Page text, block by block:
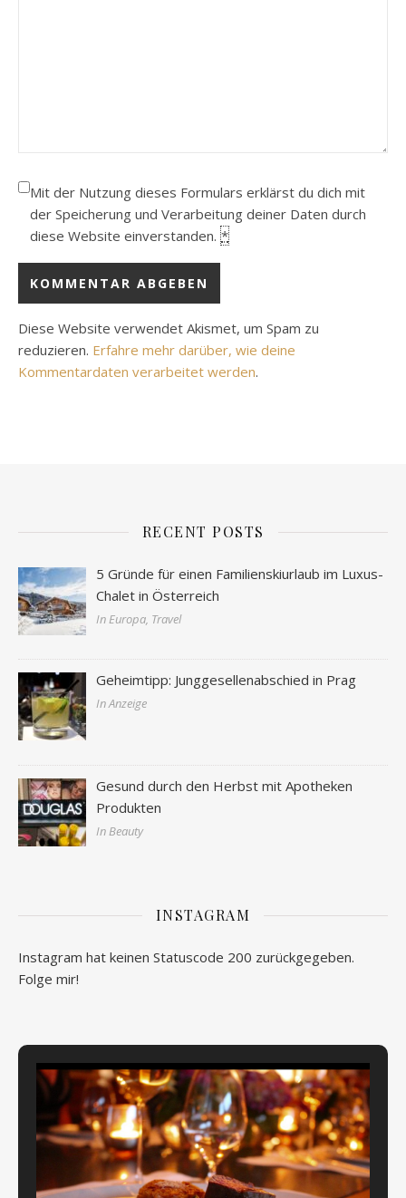
Mit der Nutzung dieses Formulars erklärst du dich mit
der Speicherung und Verarbeitung deiner Daten durch
diese Website einverstanden. *
Diese Website verwendet Akismet, um Spam zu
reduzieren. Erfahre mehr darüber, wie deine
Kommentardaten verarbeitet werden.
RECENT POSTS
5 Gründe für einen Familienskiurlaub im Luxus-
Chalet in Österreich
In Europa, Travel
Geheimtipp: Junggesellenabschied in Prag
In Anzeige
Gesund durch den Herbst mit Apotheken
Produkten
In Beauty
INSTAGRAM
Instagram hat keinen Statuscode 200 zurückgegeben.
Folge mir!